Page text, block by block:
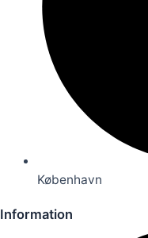
København
Information